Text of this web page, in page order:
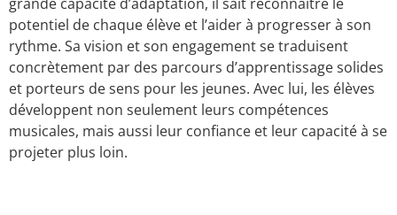
potentiel de chaque élève et l’aider à progresser à son
rythme. Sa vision et son engagement se traduisent
concrètement par des parcours d’apprentissage solides
et porteurs de sens pour les jeunes. Avec lui, les élèves
développent non seulement leurs compétences
musicales, mais aussi leur confiance et leur capacité à se
projeter plus loin.